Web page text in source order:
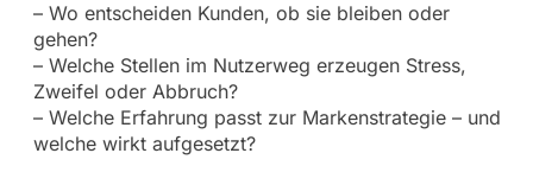
– Wo entscheiden Kunden, ob sie bleiben oder
gehen?
– Welche Stellen im Nutzerweg erzeugen Stress,
Zweifel oder Abbruch?
– Welche Erfahrung passt zur Markenstrategie – und
welche wirkt aufgesetzt?